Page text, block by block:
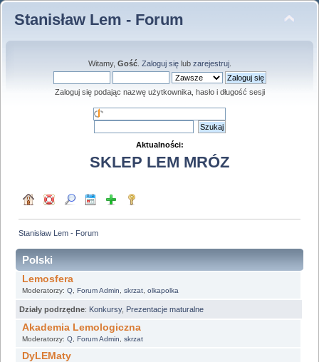
Stanisław Lem - Forum
Witamy, Gość. Zaloguj sięlub zarejestruj.
Zaloguj się podając nazwę użytkownika, hasło i długość sesji
Aktualności:
SKLEP LEM MRÓZ
Stanisław Lem - Forum
Polski
Lemosfera
Moderatorzy: Q, Forum Admin skrzat, olkapolka
Działy podrzędne: Konkursy, Prezentacje maturalne
Akademia Lemologiczna
Moderatorzy: Q, Forum Admin skrzat
DyLEMaty